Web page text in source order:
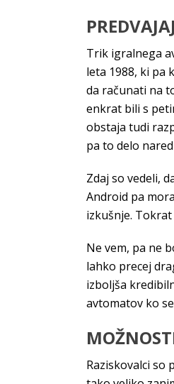
Trik igralnega
leta 1988, ki pa
da računati na
enkrat bili s
obstaja tudi
pa to delo
Zdaj so vedeli,
Android pa
izkušnje.
Ne vem, pa ne
lahko precej
izboljša
avtomatov ko
Raziskovalci